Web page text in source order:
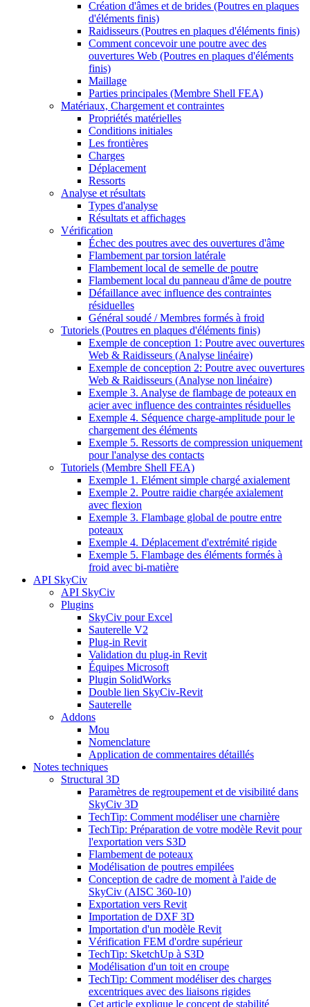
Création d'âmes et de brides (Poutres en plaques
d'éléments finis)
Raidisseurs (Poutres en plaques d'éléments finis)
Comment concevoir une poutre avec des
ouvertures Web (Poutres en plaques d'éléments
finis)
Maillage
Parties principales (Membre Shell FEA)
Matériaux, Chargement et contraintes
Propriétés matérielles
Conditions initiales
Les frontières
Charges
Déplacement
Ressorts
Analyse et résultats
Types d'analyse
Résultats et affichages
Vérification
Échec des poutres avec des ouvertures d'âme
Flambement par torsion latérale
Flambement local de semelle de poutre
Flambement local du panneau d'âme de poutre
Défaillance avec influence des contraintes
résiduelles
Général soudé / Membres formés à froid
Tutoriels (Poutres en plaques d'éléments finis)
Exemple de conception 1: Poutre avec ouvertures
Web & Raidisseurs (Analyse linéaire)
Exemple de conception 2: Poutre avec ouvertures
Web & Raidisseurs (Analyse non linéaire)
Exemple 3. Analyse de flambage de poteaux en
acier avec influence des contraintes résiduelles
Exemple 4. Séquence charge-amplitude pour le
chargement des éléments
Exemple 5. Ressorts de compression uniquement
pour l'analyse des contacts
Tutoriels (Membre Shell FEA)
Exemple 1. Elément simple chargé axialement
Exemple 2. Poutre raidie chargée axialement
avec flexion
Exemple 3. Flambage global de poutre entre
poteaux
Exemple 4. Déplacement d'extrémité rigide
Exemple 5. Flambage des éléments formés à
froid avec bi-matière
API SkyCiv
API SkyCiv
Plugins
SkyCiv pour Excel
Sauterelle V2
Plug-in Revit
Validation du plug-in Revit
Équipes Microsoft
Plugin SolidWorks
Double lien SkyCiv-Revit
Sauterelle
Addons
Mou
Nomenclature
Application de commentaires détaillés
Notes techniques
Structural 3D
Paramètres de regroupement et de visibilité dans
SkyCiv 3D
TechTip: Comment modéliser une charnière
TechTip: Préparation de votre modèle Revit pour
l'exportation vers S3D
Flambement de poteaux
Modélisation de poutres empilées
Conception de cadre de moment à l'aide de
SkyCiv (AISC 360-10)
Exportation vers Revit
Importation de DXF 3D
Importation d'un modèle Revit
Vérification FEM d'ordre supérieur
TechTip: SketchUp à S3D
Modélisation d'un toit en croupe
TechTip: Comment modéliser des charges
excentriques avec des liaisons rigides
Cet article explique le concept de stabilité